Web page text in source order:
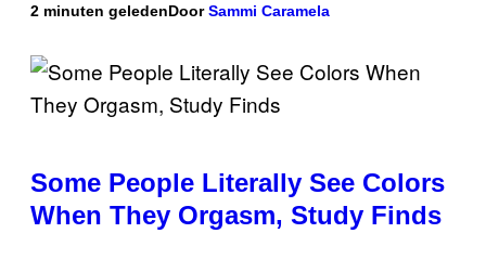
2 minuten geledenDoorSammi Caramela
Some People Literally See Colors
When They Orgasm, Study Finds